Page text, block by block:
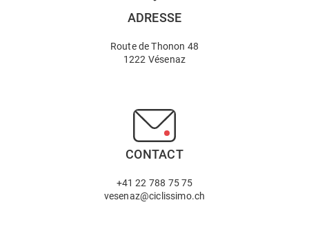
ADRESSE
Route de Thonon 48
1222 Vésenaz
CONTACT
+41 22 788 75 75
vesenaz@ciclissimo.ch